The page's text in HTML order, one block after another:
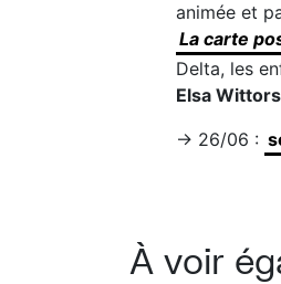
animée et
La carte
Delta, les
Elsa
→ 26/06 :
À voir